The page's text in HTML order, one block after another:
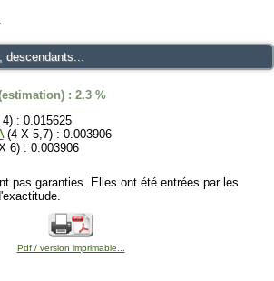
: 2.3 %
: 0.015625
(4 X 5,7) : 0.003906
6) : 0.003906
pas garanties. Elles ont été entrées par les
Pdf / version imprimable...